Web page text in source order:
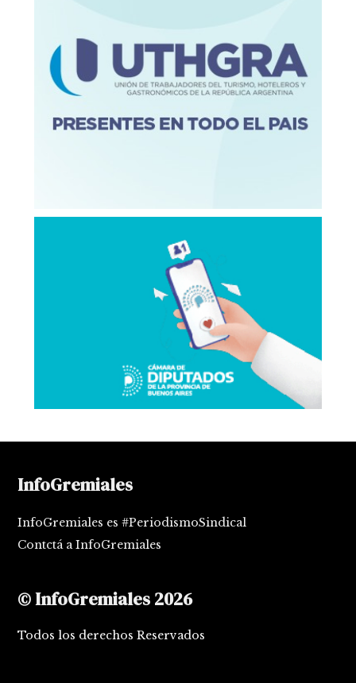
InfoGremiales
InfoGremiales es #PeriodismoSindical
Contctá a InfoGremiales
© InfoGremiales 2026
Todos los derechos Reservados